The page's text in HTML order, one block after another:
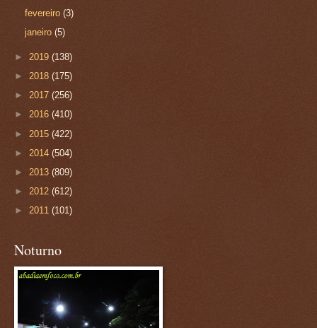
fevereiro(3)
janeiro(5)
► 2019 (138)
► 2018 (175)
► 2017 (256)
► 2016 (410)
► 2015 (422)
► 2014 (504)
► 2013 (809)
► 2012 (612)
► 2011 (101)
Noturno